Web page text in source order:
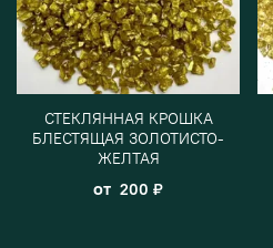
СТЕКЛЯННАЯ КРОШКА
БЛЕСТЯЩАЯ ЗОЛОТИСТО-
ЖЕЛТАЯ
от 200 ₽